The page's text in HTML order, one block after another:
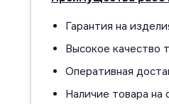
Гарантия на
Высокое качество
Оперативная
Наличие товара на